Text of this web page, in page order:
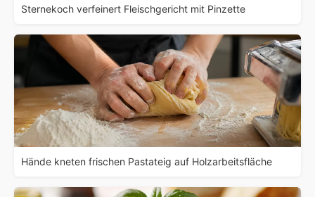
Sternekoch verfeinert Fleischgericht mit Pinzette
Hände kneten frischen Pastateig auf Holzarbeitsfläche